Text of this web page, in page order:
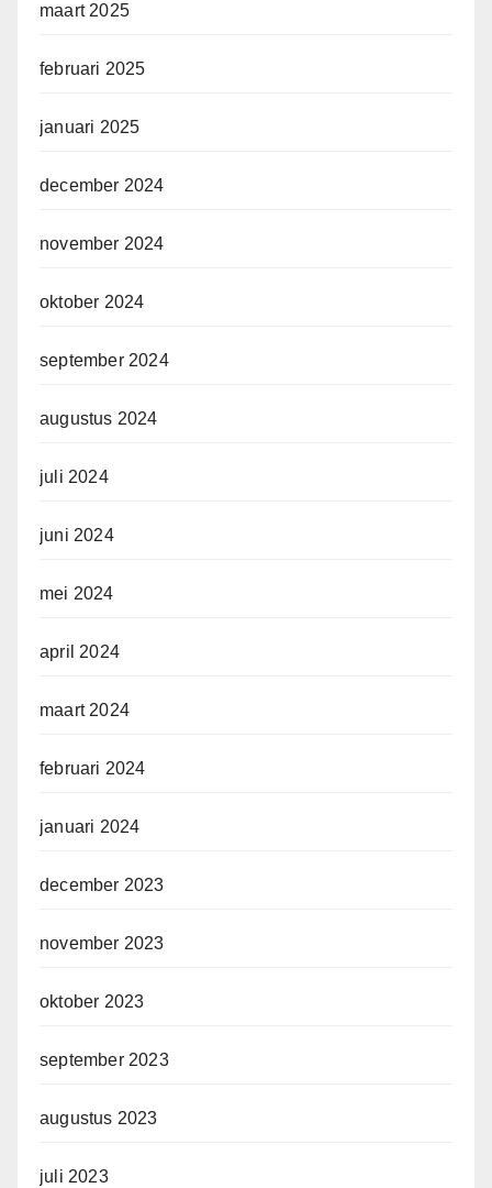
maart 2025
februari 2025
januari 2025
december 2024
november 2024
oktober 2024
september 2024
augustus 2024
juli 2024
juni 2024
mei 2024
april 2024
maart 2024
februari 2024
januari 2024
december 2023
november 2023
oktober 2023
september 2023
augustus 2023
juli 2023